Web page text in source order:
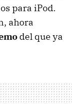
para iPod.
ahora
del que ya